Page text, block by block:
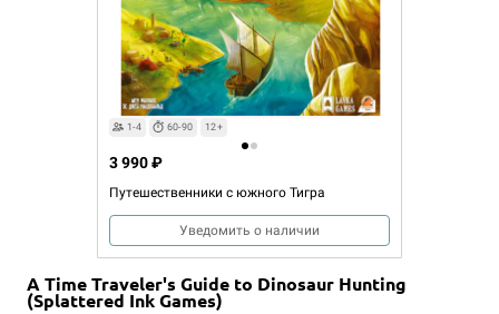
1-4 60-90 12+
Путешественники с южного Тигра
3 990 ₽
Уведомить о наличии
A Time Traveler's Guide to Dinosaur Hunting
(Splattered Ink Games)